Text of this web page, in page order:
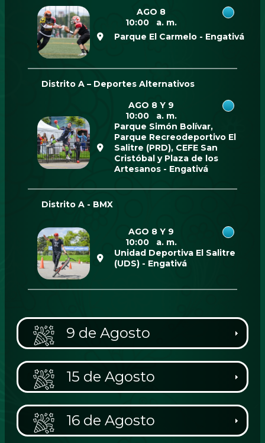
AGO 8
10:00 a. m.
Parque El Carmelo - Engativá
AGO 8 Y 9
10:00 a. m.
Distrito A – Deportes Alternativos
Parque Simón Bolívar,
Parque Recreodeportivo El
Salitre (PRD), CEFE San
Cristóbal y Plaza de los
Artesanos - Engativá
AGO 8 Y 9
10:00 a. m.
Distrito A - BMX
Unidad Deportiva El Salitre
(UDS) - Engativá
9 de Agosto
15 de Agosto
16 de Agosto